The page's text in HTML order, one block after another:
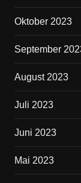
Oktober 2023
September
August 2023
Juli 2023
Juni 2023
Mai 2023